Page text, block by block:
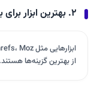
۲. بهترین ابزار برای بررسی کلمات کلیدی رقبا چیست؟
از بهترین گزینه‌ها هستند.